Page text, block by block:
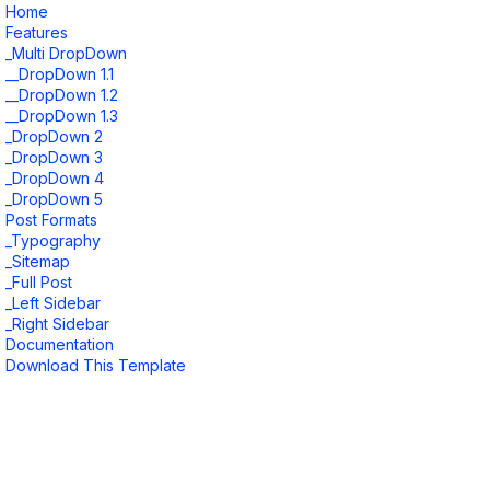
Home
Features
_Multi DropDown
__DropDown 1.1
__DropDown 1.2
__DropDown 1.3
_DropDown 2
_DropDown 3
_DropDown 4
_DropDown 5
Post Formats
_Typography
_Sitemap
_Full Post
_Left Sidebar
_Right Sidebar
Documentation
Download This Template